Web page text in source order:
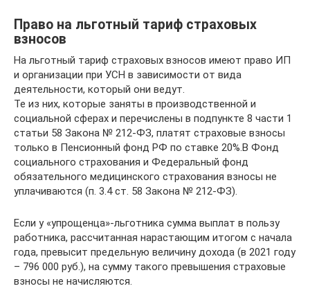
Право на льготный тариф страховых
взносов
На льготный тариф страховых взносов имеют право ИП
и организации при УСН в зависимости от вида
деятельности, который они ведут.
Те из них, которые заняты в производственной и
социальной сферах и перечислены в подпункте 8 части 1
статьи 58 Закона № 212-ФЗ, платят страховые взносы
только в Пенсионный фонд РФ по ставке 20%.В Фонд
социального страхования и Федеральный фонд
обязательного медицинского страхования взносы не
уплачиваются (п. 3.4 ст. 58 Закона № 212-ФЗ).
Если у «упрощенца»-льготника сумма выплат в пользу
работника, рассчитанная нарастающим итогом с начала
года, превысит предельную величину дохода (в 2021 году
– 796 000 руб.), на сумму такого превышения страховые
взносы не начисляются.